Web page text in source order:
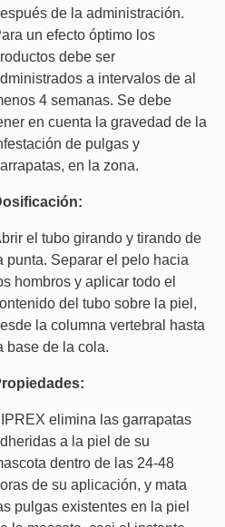
de la administración.
un efecto óptimo los
debe ser
a intervalos de al
4 semanas. Se debe
en cuenta la gravedad de la
de pulgas y
en la zona.
el tubo girando y tirando de
punta. Separar el pelo hacia
hombros y aplicar todo el
del tubo sobre la piel,
la columna vertebral hasta
base de la cola.
elimina las garrapatas
a la piel de su
dentro de las 24-48
de su aplicación, y mata
pulgas existentes en la piel